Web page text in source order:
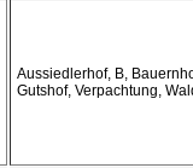
Aussiedlerhof, B,
Gutshof, Verpachtung,